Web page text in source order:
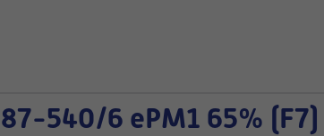
540/6 ePM1 65% (F7)